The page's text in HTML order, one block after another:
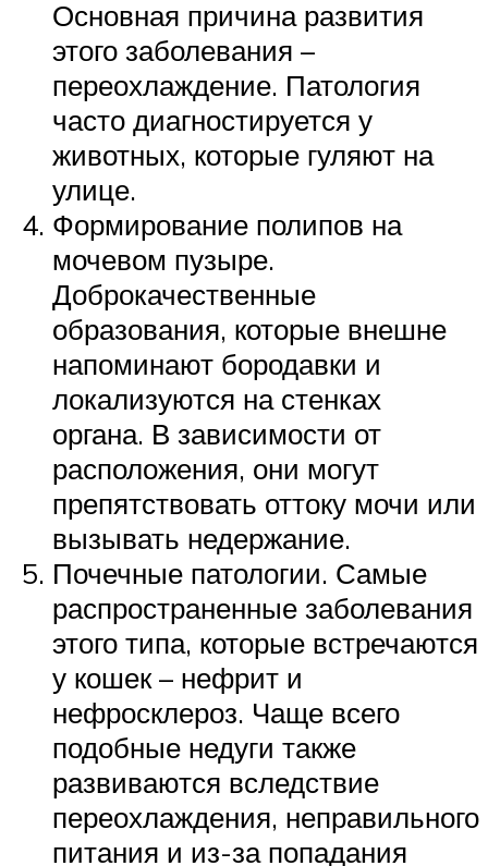
Основная причина развития
этого заболевания –
переохлаждение. Патология
часто диагностируется у
животных, которые гуляют на
улице.
Формирование полипов на
мочевом пузыре.
Доброкачественные
образования, которые внешне
напоминают бородавки и
локализуются на стенках
органа. В зависимости от
расположения, они могут
препятствовать оттоку мочи или
вызывать недержание.
Почечные патологии. Самые
распространенные заболевания
этого типа, которые встречаются
у кошек – нефрит и
нефросклероз. Чаще всего
подобные недуги также
развиваются вследствие
переохлаждения, неправильного
питания и из-за попадания